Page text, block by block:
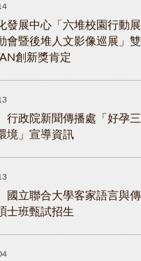
發展中心「六堆校園行動展
會暨後堆人文影像巡展」
創新獎肯定
行政院新聞傳播處「好孕
境」宣導資訊
國立聯合大學客家語言與
士班甄試招生